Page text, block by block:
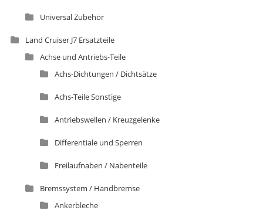
Universal Zubehör
Land Cruiser J7 Ersatzteile
Achse und Antriebs-Teile
Achs-Dichtungen / Dichtsätze
Achs-Teile Sonstige
Antriebswellen / Kreuzgelenke
Differentiale und Sperren
Freilaufnaben / Nabenteile
Bremssystem / Handbremse
Ankerbleche